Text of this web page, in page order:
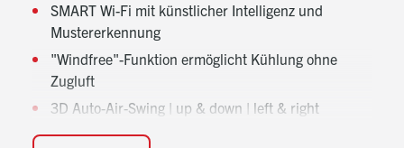
SMART Wi-Fi mit künstlicher Intelligenz und
Mustererkennung
"Windfree"-Funktion ermöglicht Kühlung ohne
Zugluft
3D Auto-Air-Swing | up & down | left & right
Inklusive Infrarotfernbedienung